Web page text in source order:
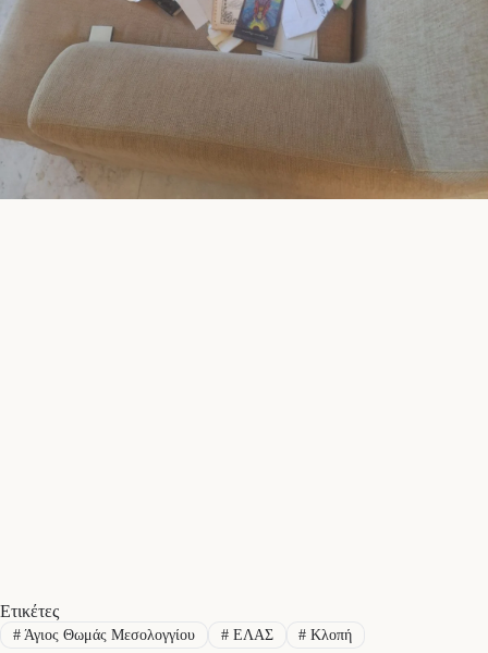
Ετικέτες
#Άγιος Θωμάς Μεσολογγίου #ΕΛΑΣ # Κλοπή